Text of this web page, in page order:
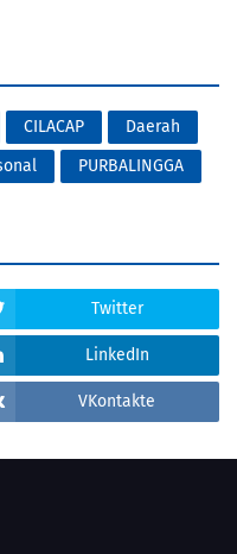
CILACAP
Daerah
PURBALINGGA
Twitter
LinkedIn
VKontakte